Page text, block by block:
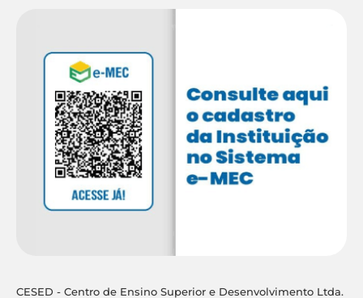
CESED - Centro de Ensino Superior e Desenvolvimento Ltda.